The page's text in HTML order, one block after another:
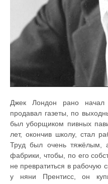
Джек Лондон рано начал
продавал газеты, по
был уборщиком пивных
лет, окончив школу, стал
Труд был очень тяжёлым,
фабрики, чтобы, по его
не превратиться в рабочую
у няни Прентисс, он